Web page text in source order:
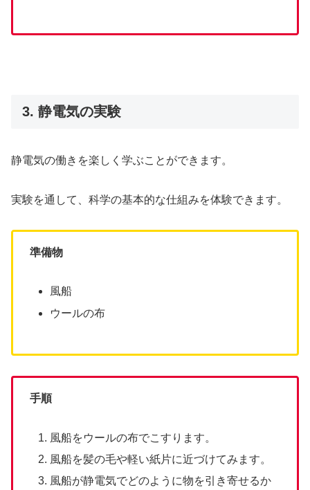
3. 静電気の実験
静電気の働きを楽しく学ぶことができます。
実験を通して、科学の基本的な仕組みを体験できます。
準備物
風船
ウールの布
手順
風船をウールの布でこすります。
風船を髪の毛や軽い紙片に近づけてみます。
風船が静電気でどのように物を引き寄せるか